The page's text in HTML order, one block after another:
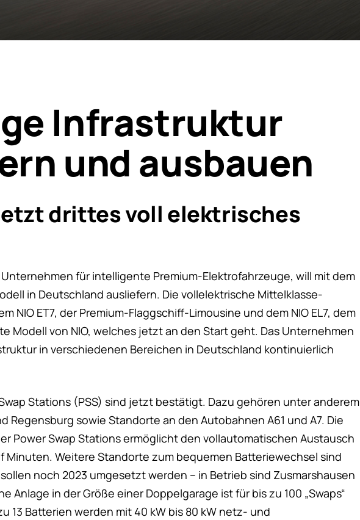
Infrastruktur
und ausbauen
drittes voll elektrisches
für intelligente Premium-Elektrofahrzeuge, will mit dem
in Deutschland ausliefern. Die vollelektrische Mittelklasse-
NIO ET7, der Premium-Flaggschiff-Limousine und dem NIO EL7, dem
Modell von NIO, welches jetzt an den Start geht. Das Unternehmen
in verschiedenen Bereichen in Deutschland kontinuierlich
Stations (PSS) sind jetzt bestätigt. Dazu gehören unter anderem
Regensburg sowie Standorte an den Autobahnen A61 und A7. Die
Power Swap Stations ermöglicht den vollautomatischen Austausch
Minuten. Weitere Standorte zum bequemen Batteriewechsel sind
noch 2023 umgesetzt werden – in Betrieb sind Zusmarshausen
Anlage in der Größe einer Doppelgarage ist für bis zu 100 „Swaps“
13 Batterien werden mit 40 kW bis 80 kW netz- und